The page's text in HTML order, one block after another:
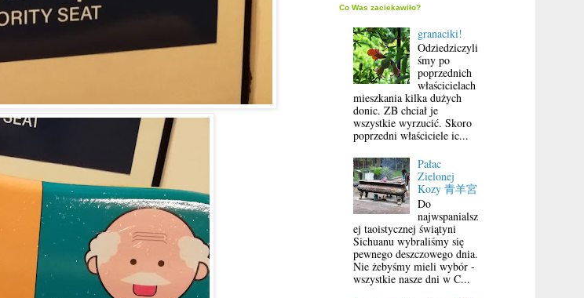
Co Was zaciekawiło?
granaciki!
Odziedziczyli
śmy po
poprzednich
właścicielach
mieszkania kilka dużych
donic. ZB chciał je
wszystkie wyrzucić. Skoro
poprzedni właściciele ic...
Pałac
Zielonej
Kozy 青羊宮
Do
najwspanialsz
ej taoistycznej świątyni
Sichuanu wybraliśmy się
pewnego deszczowego dnia.
Nie żebyśmy mieli wybór -
wszystkie nasze dni w C...